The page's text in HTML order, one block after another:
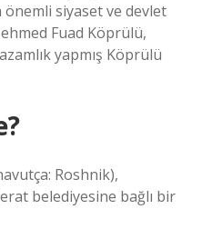
önemli siyaset ve devlet
Fuad Köprülü,
yapmış Köprülü
Roshnik),
belediyesine bağlı bir